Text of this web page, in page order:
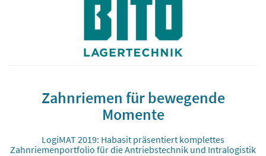
Zahnriemen für bewegende
Momente
LogiMAT 2019: Habasit präsentiert komplettes
Zahnriemenportfolio für die Antriebstechnik und Intralogistik